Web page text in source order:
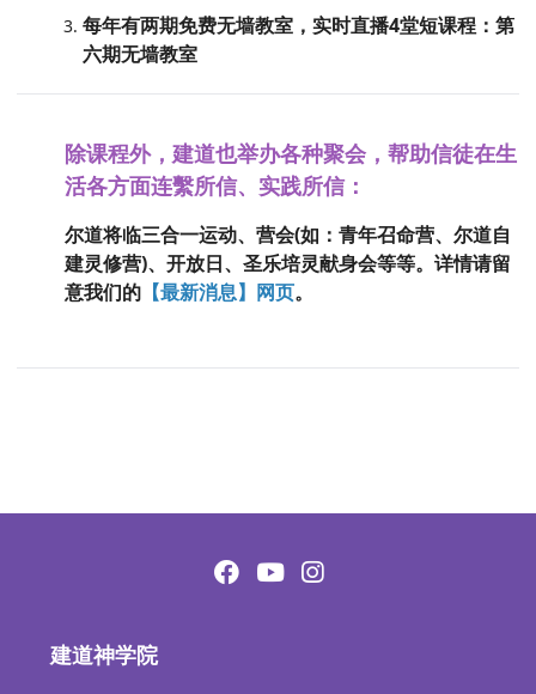
每年有两期免费无墙教室，实时直播4堂短课程：第
六期无墙教室
除课程外，建道也举办各种聚会，帮助信徒在生
活各方面连繫所信、实践所信：
尔道将临三合一运动、营会(如：青年召命营、尔道自
建灵修营)、开放日、圣乐培灵献身会等等。详情请留
意我们的 【最新消息】网页。
建道神学院